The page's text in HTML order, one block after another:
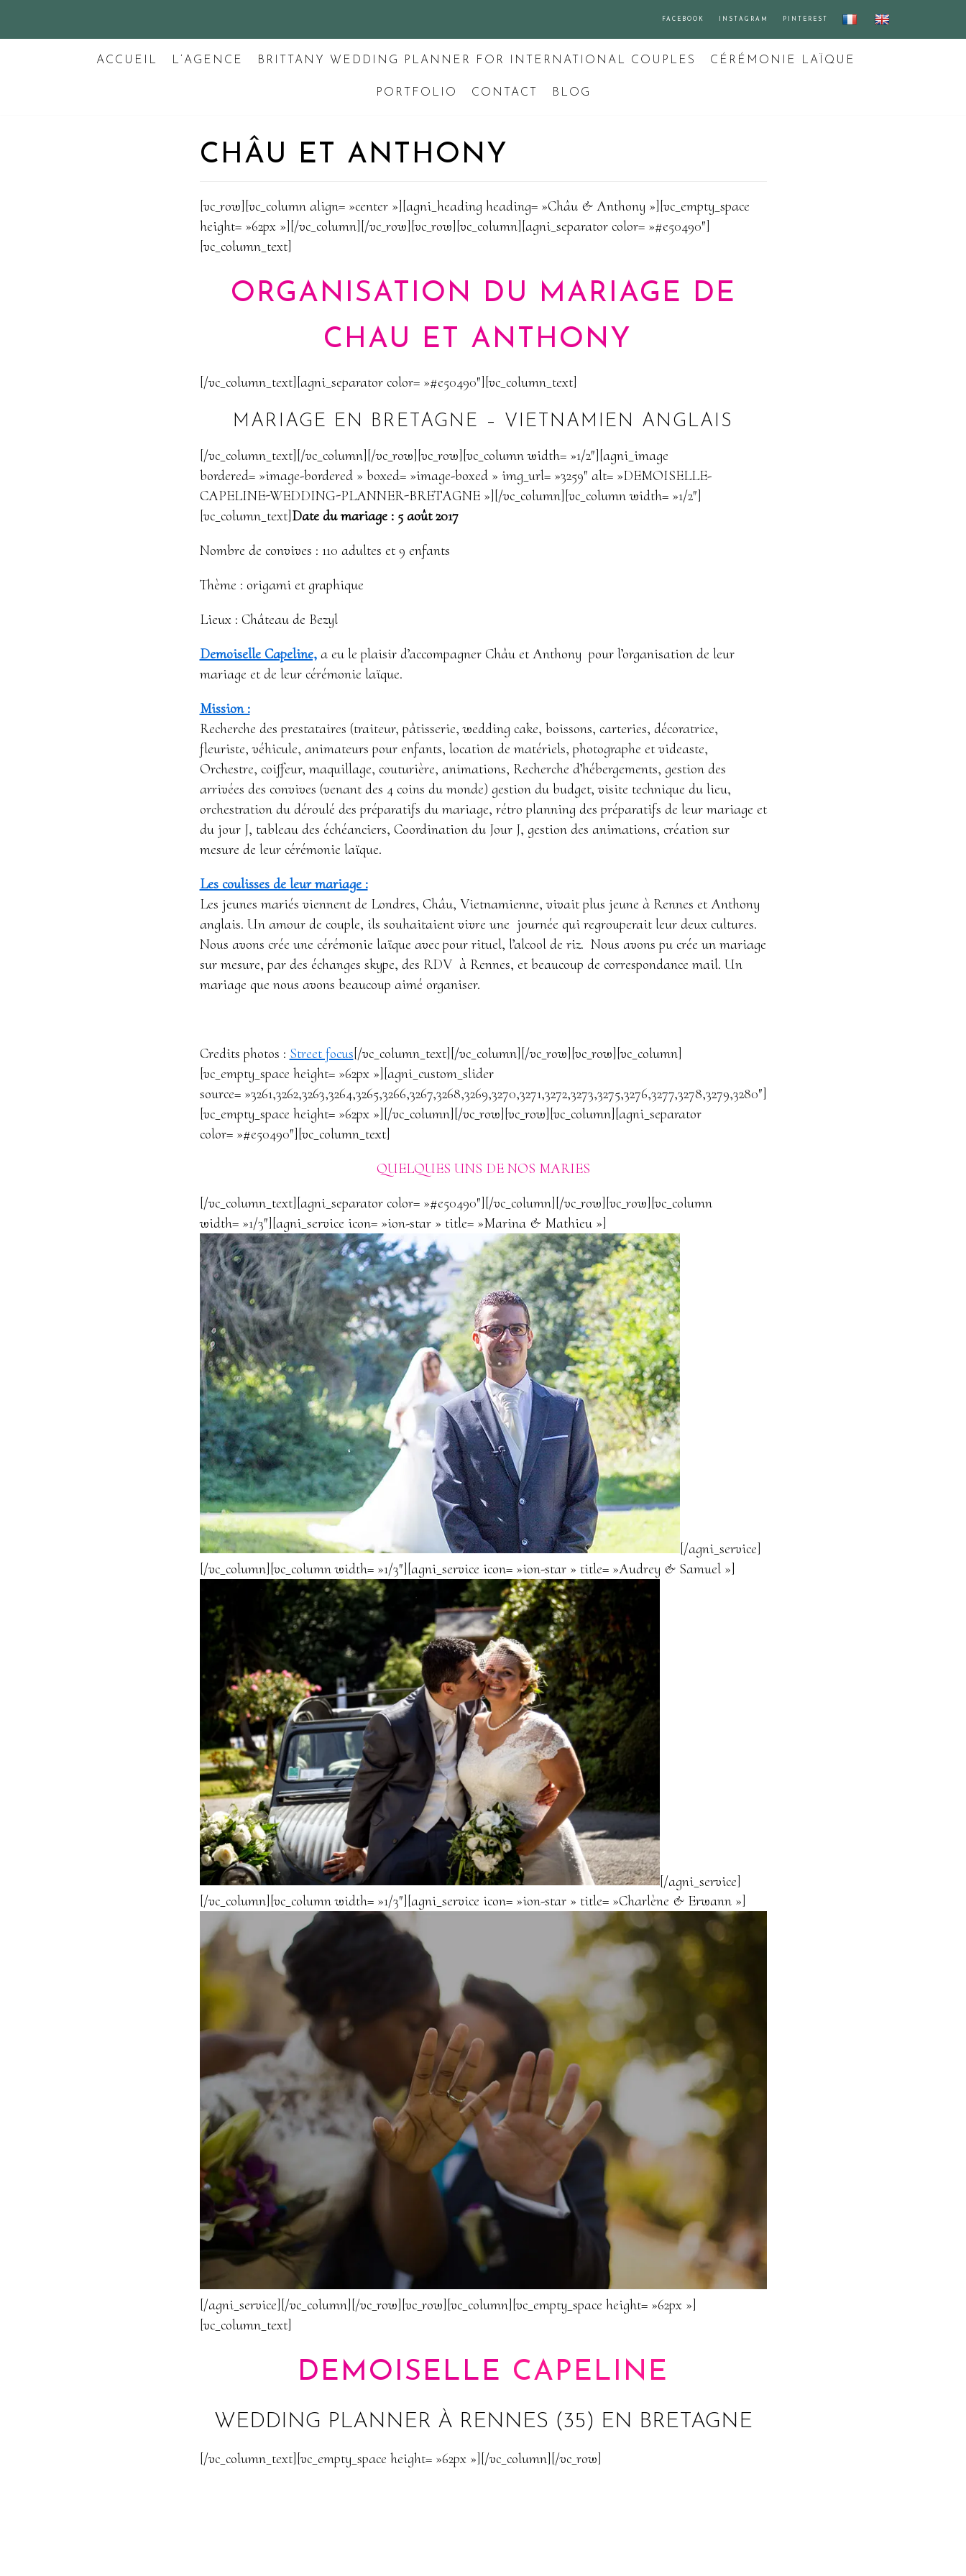
Aller
FACEBOOK INSTAGRAM PINTEREST
ACCUEIL L’AGENCE BRITTANY WEDDING PLANNER FOR INTERNATIONAL COUPLES CÉRÉMONIE LAÏQUE
PORTFOLIO CONTACT BLOG
CHÂU ET ANTHONY
[vc_row][vc_column align= »center »][agni_heading heading= »Châu & Anthony »][vc_empty_space
height= »62px »][/vc_column][/vc_row][vc_row][vc_column][agni_separator color= »#e50490″]
[vc_column_text]
ORGANISATION DU MARIAGE DE
CHAU ET ANTHONY
[/vc_column_text][agni_separator color= »#e50490″][vc_column_text]
MARIAGE EN BRETAGNE – VIETNAMIEN ANGLAIS
[/vc_column_text][/vc_column][/vc_row][vc_row][vc_column width= »1/2″][agni_image
bordered= »image-bordered » boxed= »image-boxed » img_url= »3259″ alt= »DEMOISELLE-
CAPELINE-WEDDING-PLANNER-BRETAGNE »][/vc_column][vc_column width= »1/2″]
[vc_column_text]Date du mariage : 5 août 2017
Nombre de convives : 110 adultes et 9 enfants
Thème : origami et graphique
Lieux : Château de Bezyl
Demoiselle Capeline,a eu le plaisir d’accompagner Châu et Anthony pour l’organisation de leur
mariage et de leur cérémonie laïque.
Mission :
Recherche des prestataires (traiteur, pâtisserie, wedding cake, boissons, carteries, décoratrice,
fleuriste, véhicule, animateurs pour enfants, location de matériels, photographe et videaste,
Orchestre, coiffeur, maquillage, couturière, animations, Recherche d’hébergements, gestion des
arrivées des convives (venant des 4 coins du monde) gestion du budget, visite technique du lieu,
orchestration du déroulé des préparatifs du mariage, rétro planning des préparatifs de leur mariage et
du jour J, tableau des échéanciers, Coordination du Jour J, gestion des animations, création sur
mesure de leur cérémonie laïque.
Les coulisses de leur mariage :
Les jeunes mariés viennent de Londres, Châu, Vietnamienne, vivait plus jeune à Rennes et Anthony
anglais. Un amour de couple, ils souhaitaient vivre une journée qui regrouperait leur deux cultures.
Nous avons crée une cérémonie laïque avec pour rituel, l’alcool de riz. Nous avons pu crée un mariage
sur mesure, par des échanges skype, des RDV à Rennes, et beaucoup de correspondance mail. Un
mariage que nous avons beaucoup aimé organiser.
Credits photos : Street focus[/vc_column_text][/vc_column][/vc_row][vc_row][vc_column]
[vc_empty_space height= »62px »][agni_custom_slider
source= »3261,3262,3263,3264,3265,3266,3267,3268,3269,3270,3271,3272,3273,3275,3276,3277,3278,3279,3280″]
[vc_empty_space height= »62px »][/vc_column][/vc_row][vc_row][vc_column][agni_separator
color= »#e50490″][vc_column_text]
QUELQUES UNS DE NOS MARIES
[/vc_column_text][agni_separator color= »#e50490″][/vc_column][/vc_row][vc_row][vc_column
width= »1/3″][agni_service icon= »ion-star » title= »Marina & Mathieu »]
[/agni_service]
[/vc_column][vc_column width= »1/3″][agni_service icon= »ion-star » title= »Audrey & Samuel »]
[/agni_service]
[/vc_column][vc_column width= »1/3″][agni_service icon= »ion-star » title= »Charlène & Erwann »]
[/agni_service][/vc_column][/vc_row][vc_row][vc_column][vc_empty_space height= »62px »]
[vc_column_text]
DEMOISELLE CAPELINE
WEDDING PLANNER À RENNES (35) EN BRETAGNE
[/vc_column_text][vc_empty_space height= »62px »][/vc_column][/vc_row]